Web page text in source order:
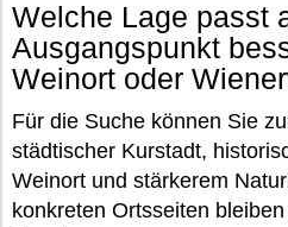
Welche Lage passt
Ausgangspunkt
Weinort oder
Für die Suche können Sie
städtischer Kurstadt,
Weinort und stärkerem
konkreten Ortsseiten